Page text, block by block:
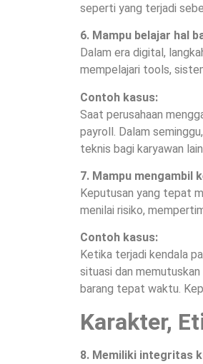
seperti yang terjadi
6. Mampu belajar hal
Dalam era digital,
mempelajari tools,
Contoh kasus:
Saat perusahaan
payroll. Dalam
teknis bagi karyawan lain.
7. Mampu mengambil
Keputusan yang tepat
menilai risiko,
Contoh kasus:
Ketika terjadi kendala
situasi dan
barang tepat waktu.
Karakter,
8. Memiliki integritas